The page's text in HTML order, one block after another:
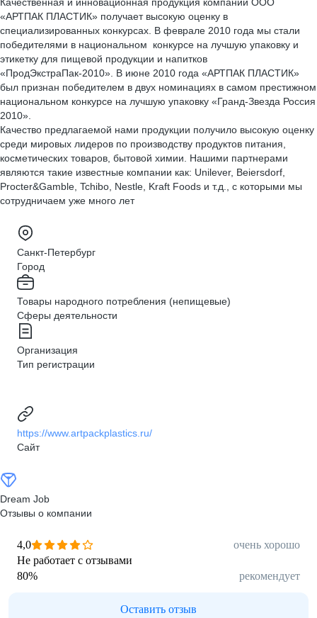
«АРТПАК ПЛАСТИК» получает высокую оценку в
специализированных конкурсах. В феврале 2010 года мы стали
победителями в национальном конкурсе на лучшую упаковку и
этикетку для пищевой продукции и напитков
«ПродЭкстраПак-2010». В июне 2010 года «АРТПАК ПЛАСТИК»
был признан победителем в двух номинациях в самом престижном
национальном конкурсе на лучшую упаковку «Гранд-Звезда Россия
2010».
Качество предлагаемой нами продукции получило высокую оценку
среди мировых лидеров по производству продуктов питания,
косметических товаров, бытовой химии. Нашими партнерами
являются такие известные компании как: Unilever, Beiersdorf,
Procter&Gamble, Tchibo, Nestle, Kraft Foods и т.д., с которыми мы
сотрудничаем уже много лет
Санкт-Петербург
Город
Товары народного потребления (непищевые)
Сферы деятельности
Организация
Тип регистрации
https://www.artpackplastics.ru/
Сайт
Dream Job
Отзывы о компании
4,0
очень хорошо
Не работает с отзывами
80% рекомендует
Оставить отзыв